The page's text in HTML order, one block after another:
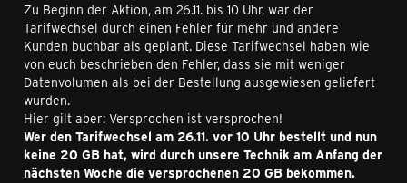
Zu Beginn der Aktion, am 26.11. bis 10 Uhr, war der
Tarifwechsel durch einen Fehler für mehr und andere
Kunden buchbar als geplant. Diese Tarifwechsel haben wie
von euch beschrieben den Fehler, dass sie mit weniger
Datenvolumen als bei der Bestellung ausgewiesen geliefert
wurden.
Hier gilt aber: Versprochen ist versprochen!
Wer den Tarifwechsel am 26.11. vor 10 Uhr bestellt und nun
keine 20 GB hat, wird durch unsere Technik am Anfang der
nächsten Woche die versprochenen 20 GB bekommen.